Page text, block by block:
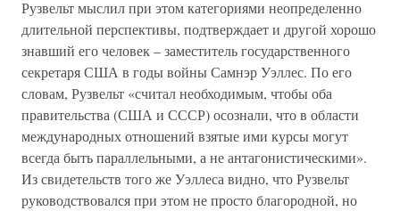
Рузвельт мыслил при этом категориями неопределенно
длительной перспективы, подтверждает и другой хорошо
знавший его человек – заместитель государственного
секретаря США в годы войны Самнэр Уэллес. По его
словам, Рузвельт «считал необходимым, чтобы оба
правительства (США и СССР) осознали, что в области
международных отношений взятые ими курсы могут
всегда быть параллельными, а не антагонистическими».
Из свидетельств того же Уэллеса видно, что Рузвельт
руководствовался при этом не просто благородной, но